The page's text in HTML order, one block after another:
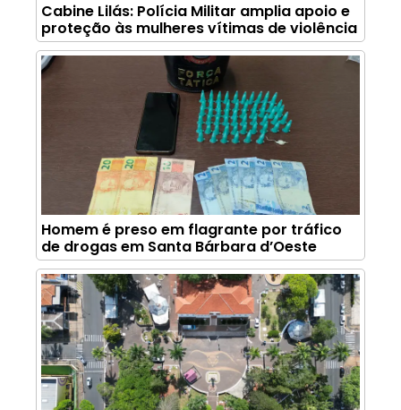
Cabine Lilás: Polícia Militar amplia apoio e
proteção às mulheres vítimas de violência
Homem é preso em flagrante por tráfico
de drogas em Santa Bárbara d’Oeste